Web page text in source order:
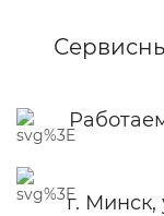
г. Минск,